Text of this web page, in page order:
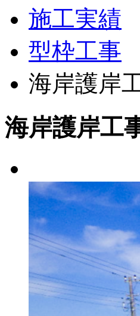
施工実績
型枠工事
海岸護岸
海岸護岸工